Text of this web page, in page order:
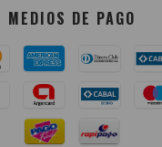
MEDIOS DE PAGO